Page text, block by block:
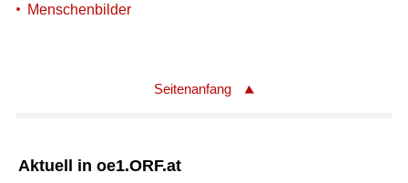
Menschenbilder
Seitenanfang
Aktuell in oe1.ORF.at